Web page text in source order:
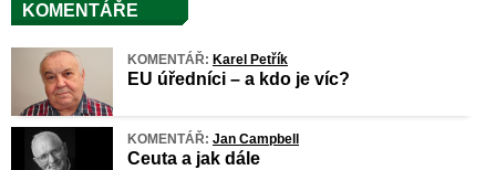
KOMENTÁŘE
KOMENTÁŘ: Karel Petřík
EU úředníci – a kdo je víc?
KOMENTÁŘ: Jan Campbell
Ceuta a jak dále